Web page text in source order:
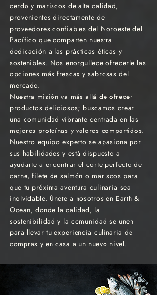
cerdo y mariscos de alta calidad,
provenientes directamente de
proveedores confiables del Noroeste del
Pacífico que comparten nuestra
dedicación a las prácticas éticas y
sostenibles. Nos enorgullece ofrecerle las
opciones más frescas y sabrosas del
mercado.
Nuestra misión va más allá de ofrecer
productos deliciosos; buscamos crear
una comunidad vibrante centrada en las
mejores proteínas y valores compartidos.
Nuestro equipo experto se apasiona por
sus habilidades y está dispuesto a
ayudarte a encontrar el corte perfecto de
carne, filete de salmón o mariscos para
que tu próxima aventura culinaria sea
inolvidable. Únete a nosotros en Earth &
Ocean, donde la calidad, la
sostenibilidad y la comunidad se unen
para llevar tu experiencia culinaria de
compras y en casa a un nuevo nivel.